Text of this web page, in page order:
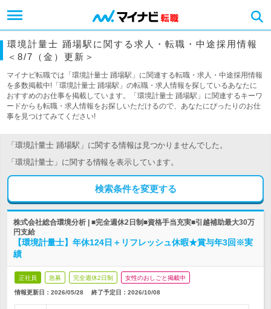
環境計量士 踊場駅に関する求人・転職・中途採用情報
＜8/7（金）更新＞
マイナビ転職では「環境計量士 踊場駅」に関連する転職・求人・中途採用情報
を多数掲載中!「環境計量士 踊場駅」の転職・求人情報を探しているあなたに
おすすめのお仕事を掲載しています。「環境計量士 踊場駅」に関連するキーワ
ードからも転職・求人情報をお探しいただけるので、あなたにぴったりのお仕
事を見つけてみてください!
「環境計量士 踊場駅」に関する情報は見つかりませんでした。
「環境計量士」に関する情報を表示しています。
検索条件を変更する
株式会社総合環境分析 | ■完全週休2日制■資格手当充実■引越補助最大30万
円支給
【環境計量士】年休124日＋リフレッシュ休暇★賞与年3回※実
績
正社員 急募 完全週休2日制 女性のおしごと掲載中
情報更新日：2026/05/28 終了予定日： 2026/10/08